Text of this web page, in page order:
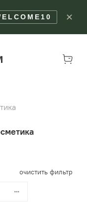
✕
очистить фильтр